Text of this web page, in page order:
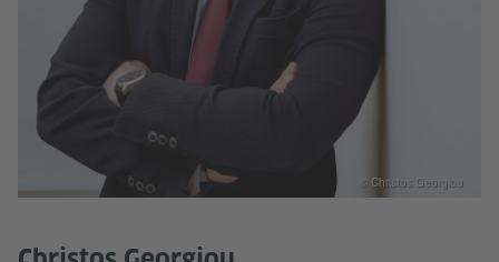
© ​Christos Georgiou